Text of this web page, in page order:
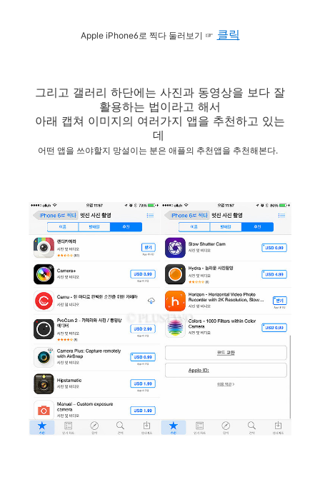
Apple iPhone6로 찍다 둘러보기 ☞ 클릭
그리고 갤러리 하단에는 사진과 동영상을 보다 잘
활용하는 법이라고 해서
아래 캡쳐 이미지의 여러가지 앱을 추천하고 있는
데
어떤 앱을 쓰야할지 망설이는 분은 애플의 추천앱을 추천해본다.